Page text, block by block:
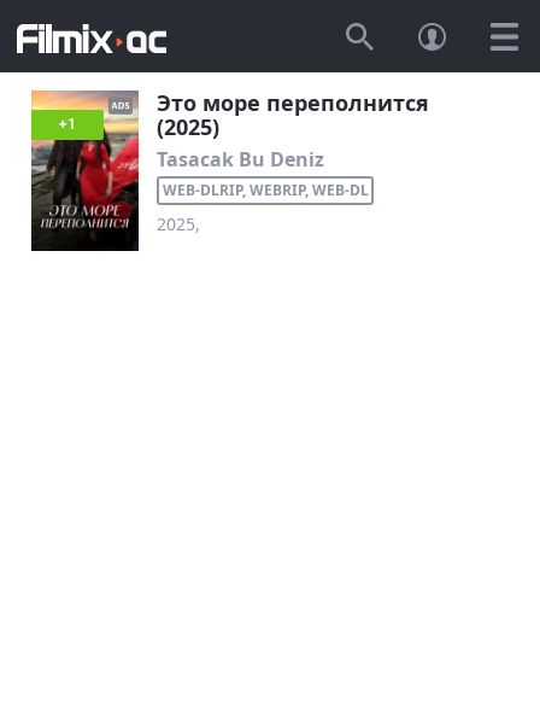
+1
Это море переполнится
(2025)
Tasacak Bu Deniz
WEB-DLRIP, WEBRIP, WEB-DL
2025,